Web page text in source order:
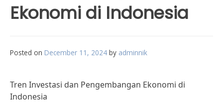
Ekonomi di Indonesia
Posted on December 11, 2024 by adminnik
Tren Investasi dan Pengembangan Ekonomi di
Indonesia